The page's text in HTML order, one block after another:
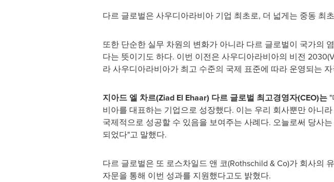
다르 글로벌은 사우디아라비아 기업 최초로, 더 넓게는 중동 최
또한 단순한 실무 차원의 변화가 아니라 다르 글로벌이 국가의
다는 뜻이기도 하다. 이번 이전은 사우디아라비아의 비전
라 사우디아라비아가 최고 수준의 국제 표준에 따라 운영되는
지아드 엘 차르(Ziad El Ehaar) 다르 글로벌 최고경영자(CEO)는
비아를 대표하는 기업으로 성장했다. 이는 우리 회사뿐만 아니
국제적으로 성공할 수 있음을 보여주는 사례다. 오늘로써 당사
되었다"고 말했다.
다르 글로벌은 또 로스차일드 앤 코(Rothschild & Co)가 회사의
자문을 통해 이번 성과를 지원했다고도 밝혔다.